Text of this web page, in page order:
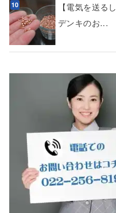
【電気を送る
デンキのお...